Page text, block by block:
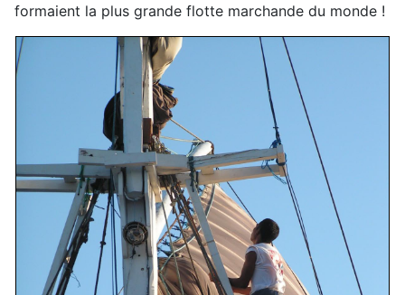
formaient la plus grande flotte marchande du monde !